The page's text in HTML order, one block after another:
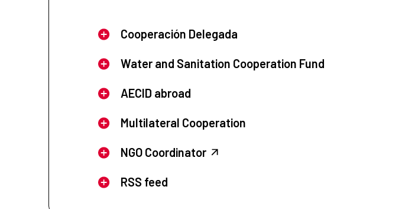
Cooperación Delegada
Water and Sanitation Cooperation Fund
AECID abroad
Multilateral Cooperation
NGO Coordinator
RSS feed